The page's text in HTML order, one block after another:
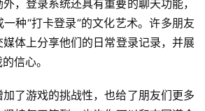
因忘记而失去奖励。这种技巧看起来很
社会实际意义